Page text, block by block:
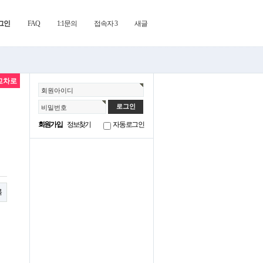
인 FAQ 1:1문의 접속자 3 새글
회원아이디
비밀번호
회원가입 정보찾기 자동로그인
차로